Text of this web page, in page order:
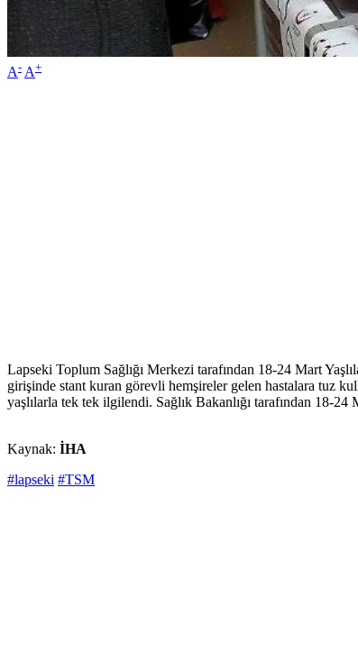
A- A+
Lapseki Toplum Sağlığı Merkezi tarafından 18-24 Mart
girişinde stant kuran görevli hemşireler gelen hastalara tuz
yaşlılarla tek tek ilgilendi. Sağlık Bakanlığı tarafından 18-24
Kaynak: İHA
#lapseki #TSM